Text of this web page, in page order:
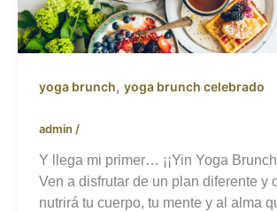
yoga brunch, yoga brunch celebrado
admin /
Y llega mi primer… ¡¡Yin Yoga
Ven a disfrutar de un plan diferente y
nutrirá tu cuerpo, tu mente y al alma